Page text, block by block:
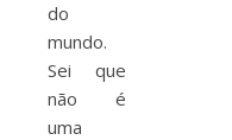
do
mundo.
Sei que
não é
uma